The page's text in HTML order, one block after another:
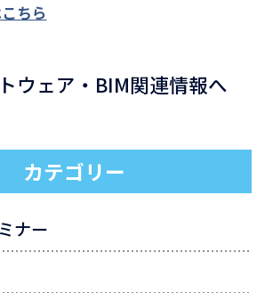
ちら​
ウェア・BIM関連情報へ
カテゴリー
ナー